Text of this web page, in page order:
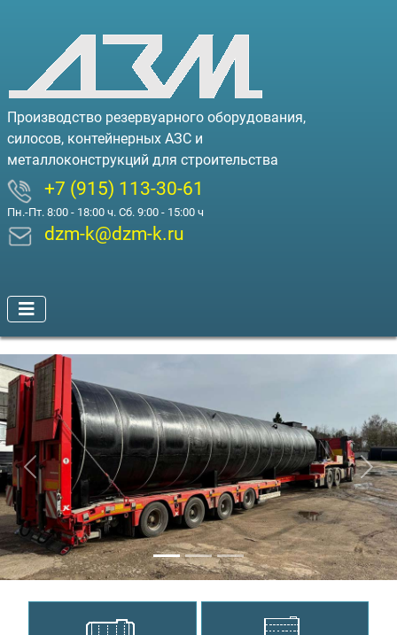
Производство резервуарного оборудования,
силосов, контейнерных АЗС и
металлоконструкций для строительства
+7 (915) 113-30-61
Пн.-Пт. 8:00 - 18:00 ч. Сб. 9:00 - 15:00 ч
dzm-k@dzm-k.ru
Предыдущий